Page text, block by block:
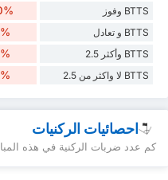
BTTS وفوز
BTTS و تعادل
BTTS وأكثر 2.5
BTTS لا واكثر من 2.5
احصائيات الركنيات
كم عدد ضربات الركنية في هذه